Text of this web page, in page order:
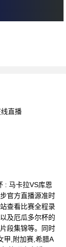
直播
: 马卡拉VS库恩
官方直播源准时
查看比赛全程录
及厄瓜多尔杯的
段集锦等。同时
甲,附加赛,希腊A